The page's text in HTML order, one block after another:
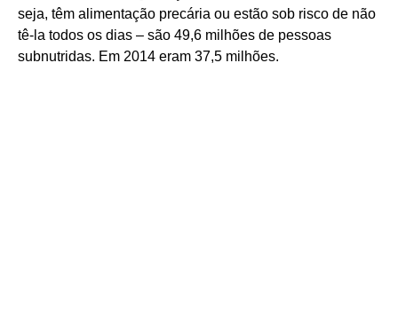
seja, têm alimentação precária ou estão sob risco de não
tê-la todos os dias – são 49,6 milhões de pessoas
subnutridas. Em 2014 eram 37,5 milhões.